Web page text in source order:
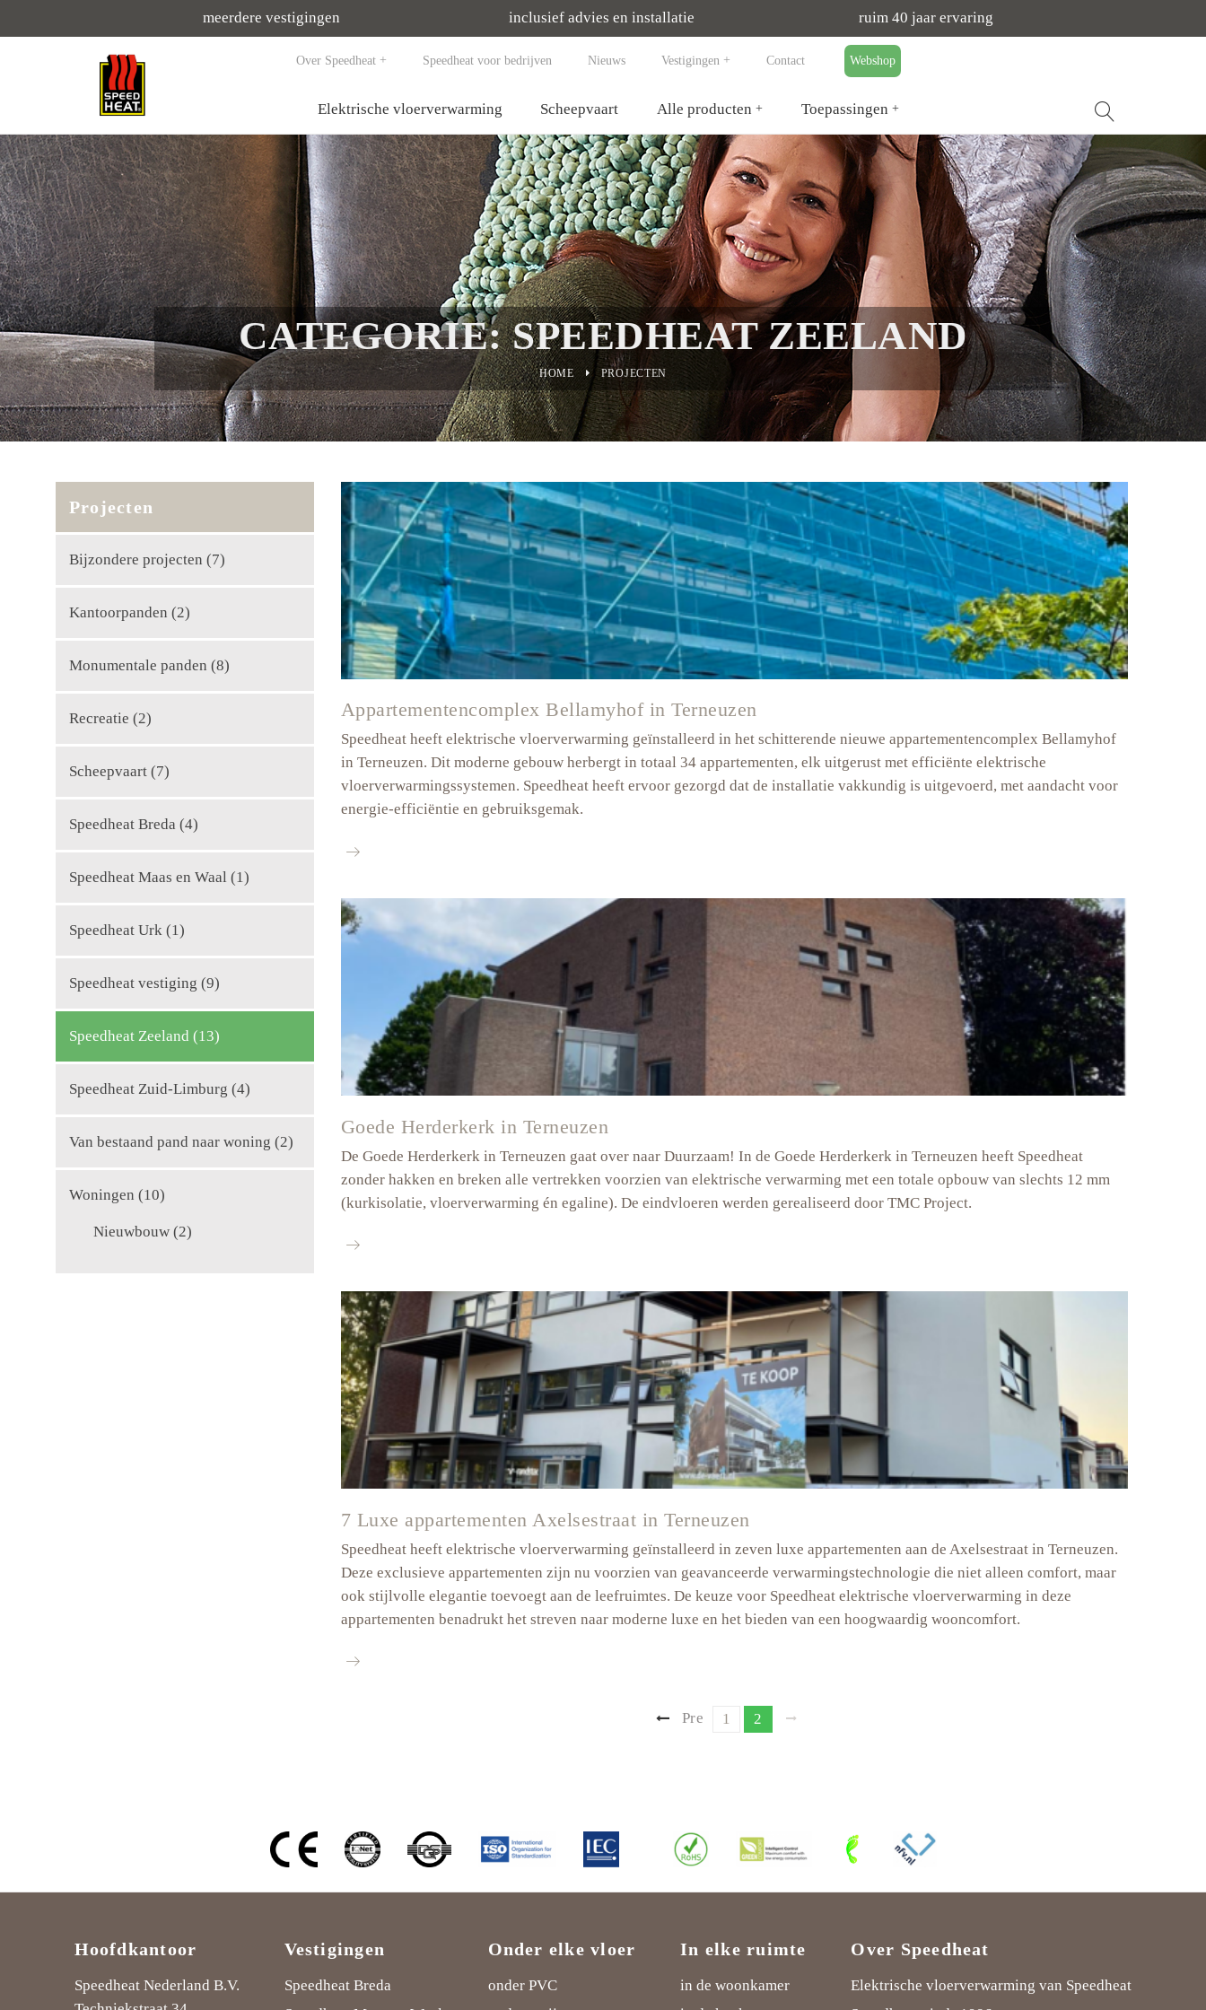
meerdere vestigingen inclusief advies en installatie ruim 40 jaar ervaring
Over Speedheat Speedheat voor bedrijven Nieuws Vestigingen Contact Webshop
Elektrische vloerverwarming Scheepvaart Alle producten Toepassingen
CATEGORIE: SPEEDHEAT ZEELAND
HOME PROJECTEN
Appartementencomplex Bellamyhof in Terneuzen
Speedheat heeft elektrische vloerverwarming geïnstalleerd in het schitterende nieuwe appartementencomplex Bellamyhof
in Terneuzen. Dit moderne gebouw herbergt in totaal 34 appartementen, elk uitgerust met efficiënte elektrische
vloerverwarmingssystemen. Speedheat heeft ervoor gezorgd dat de installatie vakkundig is uitgevoerd, met aandacht voor
energie-efficiëntie en gebruiksgemak.
Appartementencomplex
in
Terneuzen
Goede Herderkerk in Terneuzen
De Goede Herderkerk in Terneuzen gaat over naar Duurzaam! In de Goede Herderkerk in Terneuzen heeft Speedheat
zonder hakken en breken alle vertrekken voorzien van elektrische verwarming met een totale opbouw van slechts 12 mm
(kurkisolatie, vloerverwarming én egaline). De eindvloeren werden gerealiseerd door TMC Project.
Goede
in
Terneuzen
7 Luxe appartementen Axelsestraat in Terneuzen
Speedheat heeft elektrische vloerverwarming geïnstalleerd in zeven luxe appartementen aan de Axelsestraat in Terneuzen.
Deze exclusieve appartementen zijn nu voorzien van geavanceerde verwarmingstechnologie die niet alleen comfort, maar
ook stijlvolle elegantie toevoegt aan de leefruimtes. De keuze voor Speedheat elektrische vloerverwarming in deze
appartementen benadrukt het streven naar moderne luxe en het bieden van een hoogwaardig wooncomfort.
7
Berichten
Pre
Page
1 Page
2
Projecten
Bijzondere projecten (7)
Kantoorpanden (2)
Monumentale panden (8)
Recreatie (2)
Scheepvaart (7)
Speedheat Breda (4)
Speedheat Maas en Waal (1)
Speedheat Urk (1)
Speedheat vestiging (9)
Speedheat Zeeland (13)
Speedheat Zuid-Limburg (4)
Van bestaand pand naar woning (2)
Woningen (10)
Nieuwbouw(2)
Hoofdkantoor
Speedheat Nederland B.V.
Vestigingen
Speedheat Breda
Onder elke vloer
onder PVC
In elke ruimte
in de woonkamer
Over Speedheat
Elektrische vloerverwarming van Speedheat